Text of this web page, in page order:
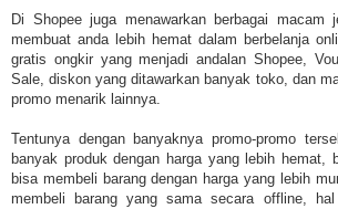
Di Shopee juga menawarkan berbagai macam
membuat anda lebih hemat dalam berbelanja
gratis ongkir yang menjadi andalan Shopee,
Sale, diskon yang ditawarkan banyak toko, dan
promo menarik lainnya.
Tentunya dengan banyaknya promo-promo
banyak produk dengan harga yang lebih hemat,
bisa membeli barang dengan harga yang lebih
membeli barang yang sama secara offline,